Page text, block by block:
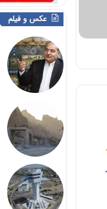
عکس و فیلم